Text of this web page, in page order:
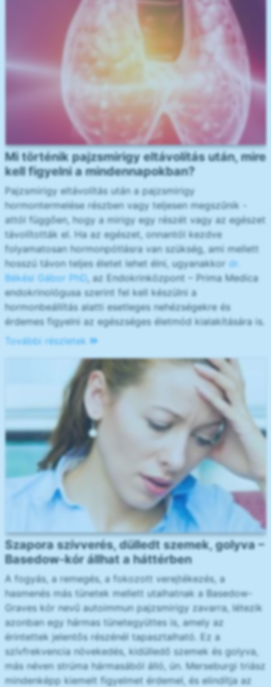
Mi történik pajzsmirigy eltávolítás után, mire
kell figyelni a mindennapokban?
Pajzsmirigy eltávolítás után a pajzsmirigy
hormontermelése részben vagy teljesen megszűnik -
attól függően, hogy a mirigy egy részét vagy az egészet
távolították el. Ha az egészet, onnantól kezdve
folyamatosan hormonpótlásra van szükség, ami mellett
hosszú távon teljes életet lehet élni, ugyanakkor dr.
Békési Gábor PhD
, az Endokrinközpont – Prima Medica
endokrinológusa szerint fel kell készülni a
hormonbeállítás alatti esetleges nehézségekre és
érdemes figyelni az egészséges életmód kialakítására is.
További részletek
Szapora szívverés, dülledt szemek, golyva –
Basedow-kór állhat a háttérben
A fogyás, a remegés, a fokozott verejtékezés, a
hasmenés más tünetek mellett utalhatnak a Basedow-
Graves kór nevű autoimmun pajzsmirigy zavarra, létezik
azonban egy hármas tünetegyüttes is, amely az
érintettek jelentős részénél tapasztalható. Ez a
szívfrekvencia növekedés, kidülledő szemek és golyva,
más néven strúma hármasából álló, ún. Merseburgi triász
mindenképp kiemelt figyelmet érdemel, és elindítja az